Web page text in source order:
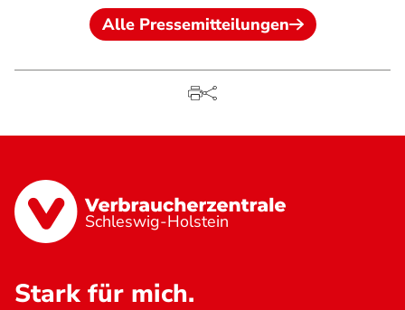
Alle Pressemitteilungen
Schleswig-Holstein
Stark für mich.